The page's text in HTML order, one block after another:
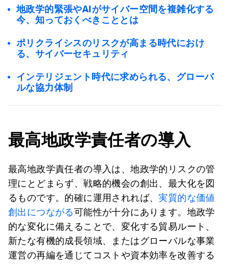
地政学的緊張やAIがサイバー空間を複雑化する
今、知っておくべきこととは
ポリクライシスのリスクが高まる時代におけ
る、サイバーセキュリティ
インテリジェント時代に求められる、グローバ
ルな協力体制
最高地政学責任者の導入
最高地政学責任者の導入は、地政学的リスクの管
理にとどまらず、戦略的機会の創出、最大化を図
るものです。的確に運用されれば、実質的な価値
創出につながる可能性が十分にあります。地政学
的な変化に備えることで、変化する貿易ルート、
新たな有機的成長領域、またはグローバルな事業
運営の再編を通じてコストや資本効率を改善する